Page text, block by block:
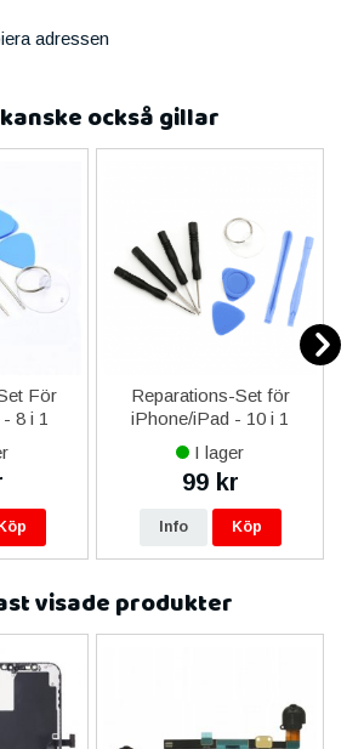
adressen
också gillar
För
8 i 1
Reparations-Set för
iPhone/iPad - 10 i 1
I lager
99 kr
Info Köp
visade produkter